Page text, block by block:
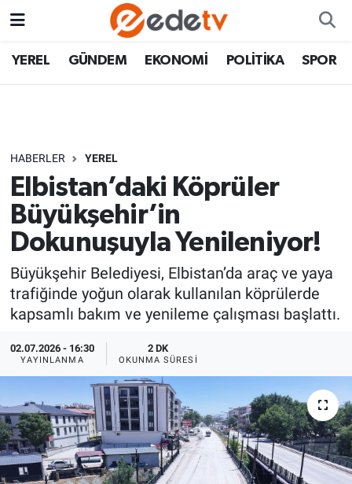
YEREL GÜNDEM EKONOMİ POLİTİKA SPOR
HABERLER YEREL
Elbistan’daki Köprüler
Büyükşehir’in
Dokunuşuyla Yenileniyor!
Büyükşehir Belediyesi, Elbistan’da araç ve yaya
trafiğinde yoğun olarak kullanılan köprülerde
kapsamlı bakım ve yenileme çalışması başlattı.
02.07.2026 - 16:30
YAYINLANMA
2 DK
OKUNMA SÜRESI